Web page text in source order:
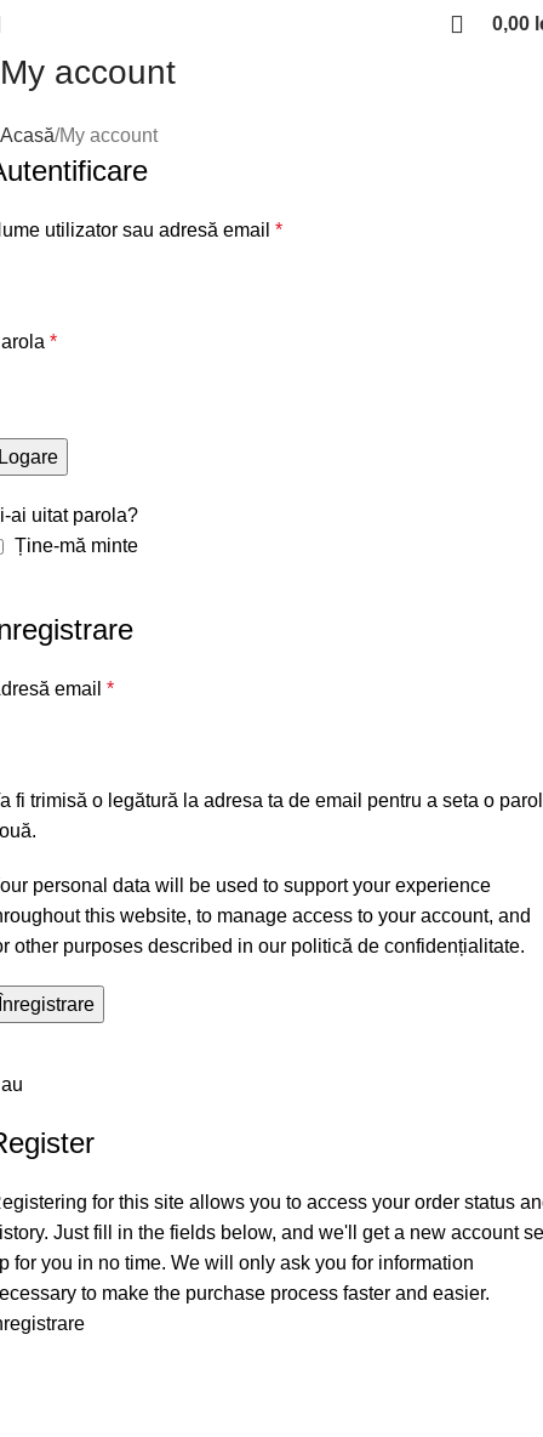
0,00
My account
Acasă My account
utilizator sau adresă email *
*
ai uitat parola?
Ține-mă minte
email *
fi trimisă o legătură la adresa ta de email pentru a seta o
personal data will be used to support your experience
this website, to manage access to your account, and
other purposes described in our politică de confidențialitate.
for this site allows you to access your order status
Just fill in the fields below, and we'll get a new account
for you in no time. We will only ask you for information
to make the purchase process faster and easier.